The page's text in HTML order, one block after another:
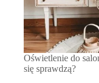
Oświetlenie do
się sprawdzą?